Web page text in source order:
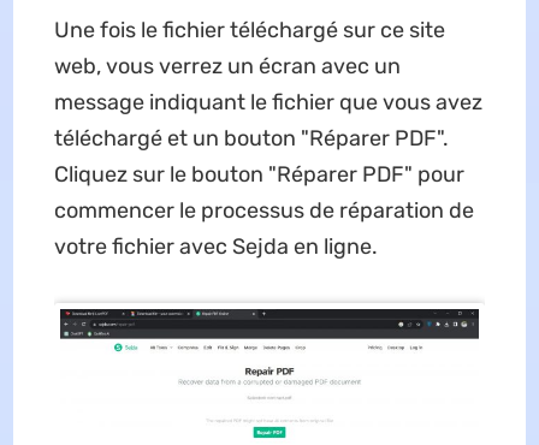
Une fois le fichier téléchargé sur ce site
web, vous verrez un écran avec un
message indiquant le fichier que vous avez
téléchargé et un bouton "Réparer PDF".
Cliquez sur le bouton "Réparer PDF" pour
commencer le processus de réparation de
votre fichier avec Sejda en ligne.